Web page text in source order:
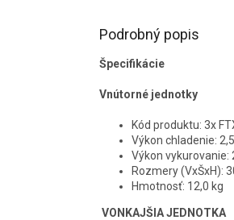
Podrobný popis
Špecifikácie
Vnútorné jednotky
Kód produktu: 3x
Výkon chladenie:
Výkon vykurovanie:
Rozmery (VxŠxH):
Hmotnosť: 12,0 kg
VONKAJŠIA JEDNOTKA